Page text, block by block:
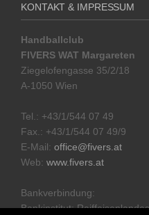
KONTAKT & IMPRESSUM
Handballclub
FIVERS WAT Margareten
Ziegelofengasse 35/2/18
A-1050 Wien
Tel.: +43/1/544 07 49
Fax.: +43/1/544 07 49/9
E-Mail: office@fivers.at
Web: www.fivers.at
Bankverbindung:
Bankinstitut: